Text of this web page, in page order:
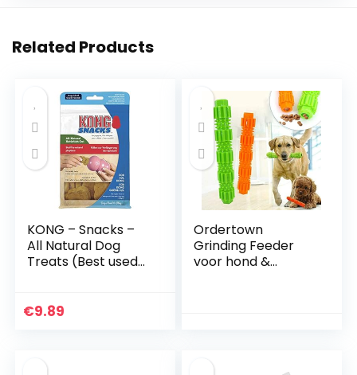
Related Products
KONG – Snacks –
All Natural Dog
Treats (Best used
Biscuits – For Large
€9.89
Ordertown
Grinding Feeder
voor hond &